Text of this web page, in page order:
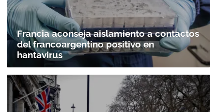
Francia aconseja aislamiento a contactos
del francoargentino positivo en
hantavirus